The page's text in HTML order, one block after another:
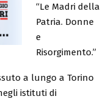
“Le Madri della
Patria. Donne
e
Risorgimento.”
a lungo a Torino
istituti di